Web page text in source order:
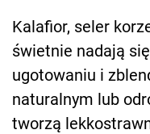
Kalafior, seler
świetnie nadają
ugotowaniu i
naturalnym lub
tworzą